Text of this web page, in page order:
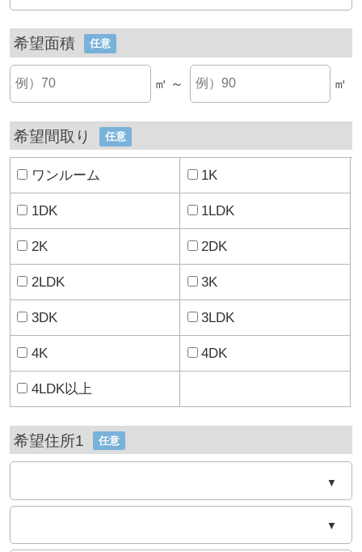
希望面積 任意
㎡ ～ ㎡
希望間取り 任意
ワンルーム 1K
1DK 1LDK
2K 2DK
2LDK 3K
3DK 3LDK
4K 4DK
4LDK以上
希望住所1 任意
▼
▼